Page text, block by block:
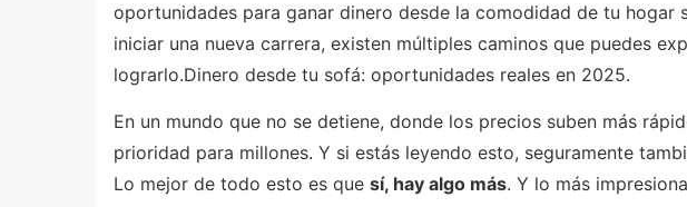
oportunidades para ganar dinero desde la comodidad de tu hogar
iniciar una nueva carrera, existen múltiples caminos que puedes
lograrlo.Dinero desde tu sofá: oportunidades reales en 2025.
En un mundo que no se detiene, donde los precios suben más
prioridad para millones. Y si estás leyendo esto, seguramente
Lo mejor de todo esto es que sí, hay algo más. Y lo más